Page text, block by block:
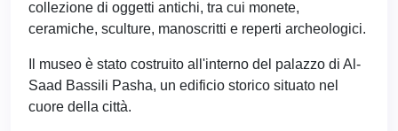
collezione di oggetti antichi, tra cui monete,
ceramiche, sculture, manoscritti e reperti archeologici.
Il museo è stato costruito all'interno del palazzo di Al-
Saad Bassili Pasha, un edificio storico situato nel
cuore della città.